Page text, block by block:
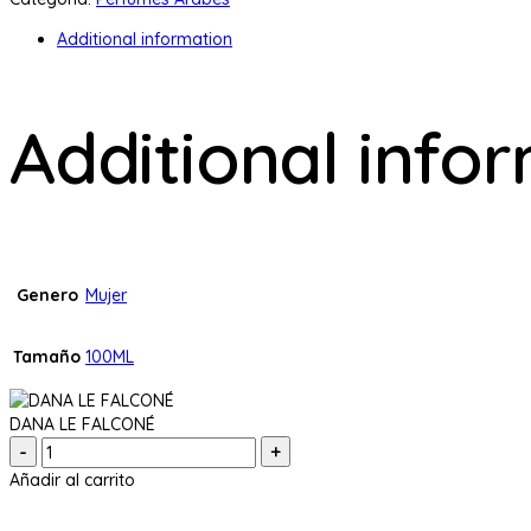
Additional information
Additional
Genero Mujer
Tamaño 100ML
DANA LE FALCONÉ
Cantidad:
Añadir al carrito